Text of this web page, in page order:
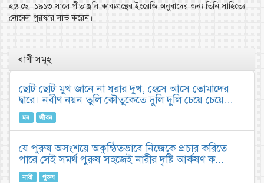
হয়েছে। ১৯১৩ সালে গীতাঞ্জলি কাব্যগ্রন্থের ইংরেজি অনুবাদের জন্য তিনি সাহিত্যে
নোবেল পুরস্কার লাভ করেন।
বাণী সমূহ
ছোট ছোট মুখ জানে না ধরার দুখ, হেসে আসে তোমাদের
দ্বারে। নবীণ নয়ন তুলি কৌতুকেতে দুলি দুলি চেয়ে চেয়ে...
মন জীবন
যে পুরুষ অসংশয়ে অকুন্ঠিতভাবে নিজেকে প্রচার করিতে
পারে সেই সমর্থ পুরুষ সহজেই নারীর দৃষ্টি আর্কষণ ক...
নারী পুরুষ